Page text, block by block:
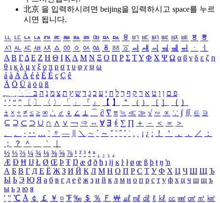
北京 을 입력하시려면 beijing을 입력하시고 space를 누르
시면 됩니다.
ㅥ ㅦ ㅧ ㅨ ㅩ ㅪ ㅫ ㅬ ㅭ ㅮ ㅯ ㅰ ㅱ ㅲ ㅳ ㅴ ㅵ ㅶ ㅷ ㅸ
ㅹ
ㅺ ㅻ ㅼ ㅽ ㅾ ㅿ ㆀ ㆁ ㆂ ㆃ ㆄ ㆅ ㆆ ㆇ ㆈ ㆉ ㆊ ㆋ ㆌ ㆍ
ㆎ
Α Β ΓΔ Ε Ζ Η Θ Ι ΚΛ Μ Ν Ξ Ο Π Ρ Σ ΤΥ Φ Χ Ψ Ω α β γ δ ε ζ η
θ ι κ λ μ ν ξ ο π ρ σ τ υ φ χ ψ ω
á à Á À é è É È ç Ç ê
Ä Ö Ü ä ö ü ß
ִֶֹ ֻּ ׁׂ פ ם ן ו ט א ר ק ף ך ל ח י ע כ ג ד ש ץ ת צ מ נ ה ב
‘ ’ “ ” 〔 〕 〈 〉 「 」 『 』 【 】 ＂ （ ） ［ ］ ｛ ｝
± × ÷ ≠ ≤ ≥ ∞ ∴ ♂ ♀ ∠ ⊥ ⌒ ∂ ∇ ≡ ≒ ≪ ≫ √ ∽ ∝ ∵ ∫ ∬ ∈ ∋
⊆ ⊇ ⊂ ⊃ ∪ ∩ ∧ ∨ ￢ ⇒ ⇔ ∀ ∃ ∮ ∑ ∏ ＋ － ＜ ＝
＞
、
。 · ‥ … ¨ 〃 ― ＼ ∼ ´ ～ ˇ ˘ ˝ ˚ ˙ ¸ ¡ ¿ ː ！ ＇ ， ． ／
：
；
？ ＾ ｀
½ ⅓ ⅔ ¼ ¾ ⅛ ⅜ ⅝ ⅞ ¹ ² ³ ⁴ ⁿ ₁ ₂ ₃ ₄
Æ Ð Ħ Ĳ Ł Ø Œ Þ Ŧ Ŋ æ đ ð ħ ı ĳ ĸ ŀ ł ø œ ß þ ŧ ŋ ŉ
А Б В Г Д Е Ё Ж З И Й К Л М Н О П Р С Т У Ф Х Ц Ч Ш Щ Ъ
Ы Ь Э Ю Я а б в г д е ё ж з и й к л м н о п р с т у ф х ц ч ш щ ъ
ы ь э ю я
′ ″ ℃ Å ￠ ￡ ￥ ¤ ℉ ‰ ＄ ％ Ｆ ￦ ㎕ ㎖ ㎗ ℓ ㎘ ㏄ ㎣ ㎤ ㎥ ㎦